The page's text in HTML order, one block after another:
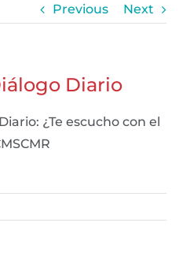
Previous Next
Diario
¿Te escucho con el